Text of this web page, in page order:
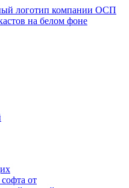
от